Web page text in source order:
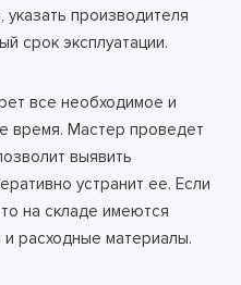
производителя
срок эксплуатации.
все необходимое и
время. Мастер проведет
выявить
устранит ее. Если
на складе имеются
расходные материалы.